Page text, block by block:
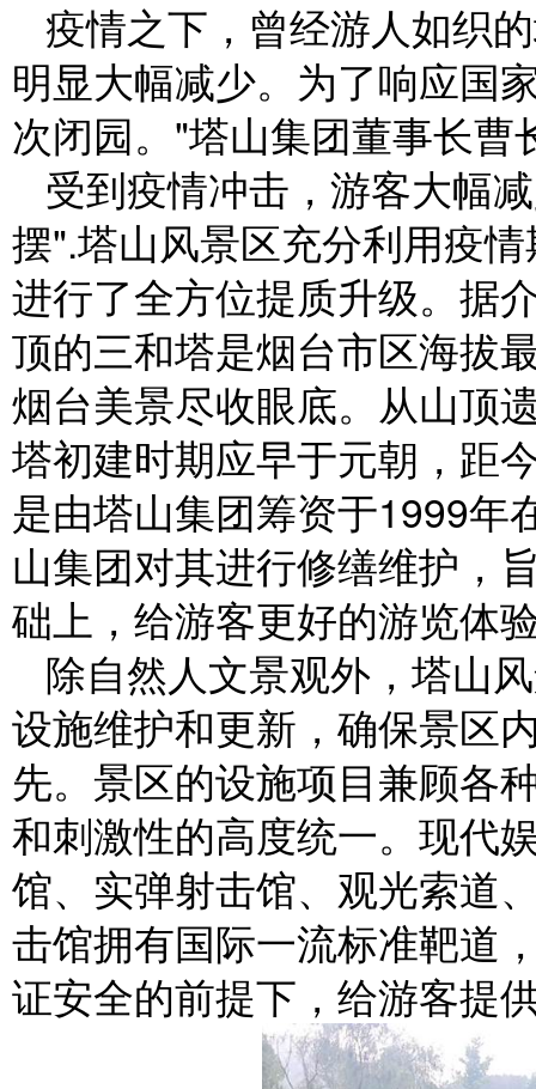
疫情之下，曾经游人如织
明显大幅减少。为了响应国
次闭园。"塔山集团董事长曹
受到疫情冲击，游客大幅
摆".塔山风景区充分利用疫
进行了全方位提质升级。据
顶的三和塔是烟台市区海拔
烟台美景尽收眼底。从山顶
塔初建时期应早于元朝，距
是由塔山集团筹资于1999年
山集团对其进行修缮维护，
础上，给游客更好的游览体
除自然人文景观外，塔山
设施维护和更新，确保景区
先。景区的设施项目兼顾各
和刺激性的高度统一。现代
馆、实弹射击馆、观光索道
击馆拥有国际一流标准靶道
证安全的前提下，给游客提